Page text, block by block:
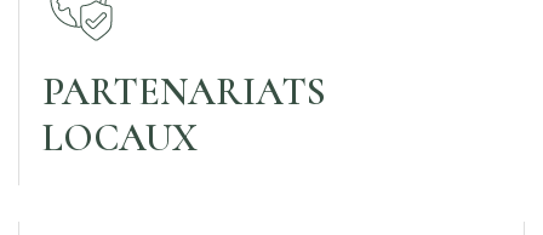
PARTENARIATS
LOCAUX